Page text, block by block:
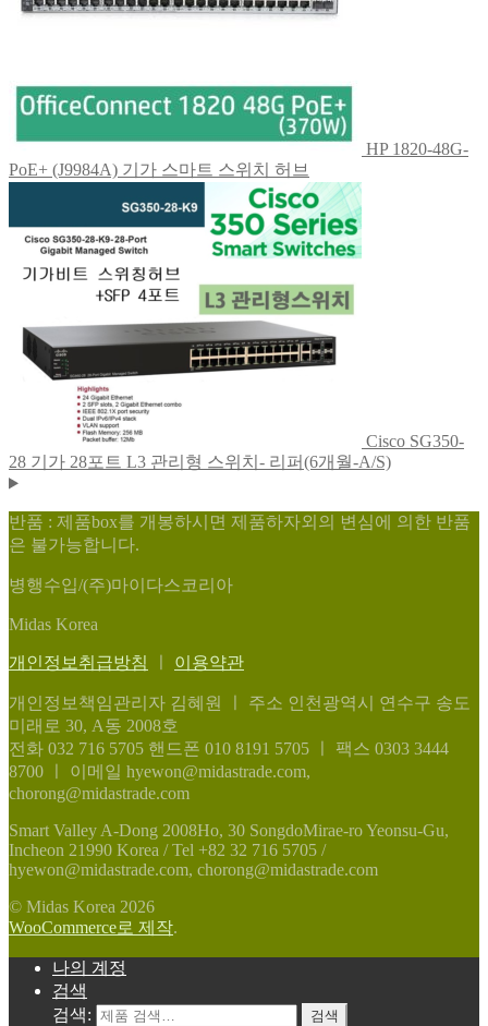
HP 1820-48G-
PoE+ (J9984A) 기가 스마트 스위치 허브
Cisco SG350-
28 기가 28포트 L3 관리형 스위치- 리퍼(6개월-A/S)
반품 : 제품box를 개봉하시면 제품하자외의 변심에 의한 반품
은 불가능합니다.
병행수입/(주)마이다스코리아
Midas Korea
개인정보취급방침 이용약관
개인정보책임관리자 김혜원
주소 인천광역시 연수구 송도
미래로 30, A동 2008호
전화 032 716 5705 핸드폰 010 8191 5705
팩스 0303 3444
8700
이메일 hyewon@midastrade.com,
chorong@midastrade.com
Smart Valley A-Dong 2008Ho, 30 SongdoMirae-ro Yeonsu-Gu,
Incheon 21990 Korea / Tel +82 32 716 5705 /
hyewon@midastrade.com, chorong@midastrade.com
© Midas Korea 2026
WooCommerce로 제작.
나의 계정
검색
검색:
검색